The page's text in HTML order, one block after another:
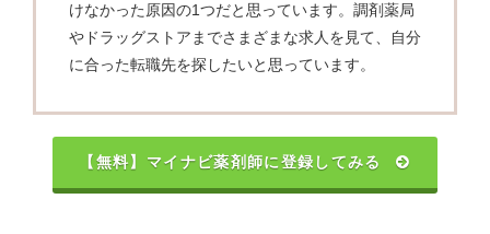
けなかった原因の1つだと思っています。調剤薬局
やドラッグストアまでさまざまな求人を見て、自分
に合った転職先を探したいと思っています。
【無料】マイナビ薬剤師に登録してみる